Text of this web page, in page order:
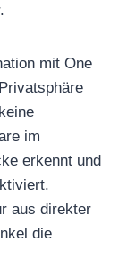
mit One
im
erkennt und
aus direkter
die